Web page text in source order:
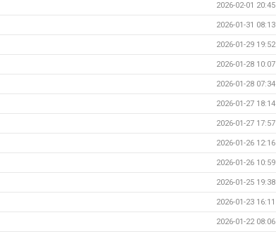
2026-02-01 20:45
2026-01-31 08:13
2026-01-29 19:52
2026-01-28 10:07
2026-01-28 07:34
2026-01-27 18:14
2026-01-27 17:57
2026-01-26 12:16
2026-01-26 10:59
2026-01-25 19:38
2026-01-23 16:11
2026-01-22 08:06